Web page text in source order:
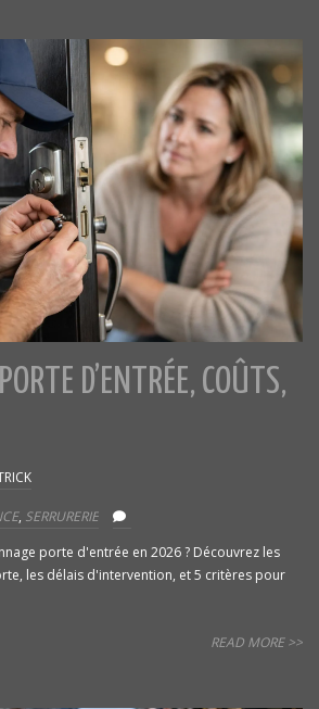
D’ENTRÉE, COÛTS,
, SERRURERIE
porte d'entrée en 2026 ? Découvrez les
les délais d'intervention, et 5 critères pour
READ MORE >>